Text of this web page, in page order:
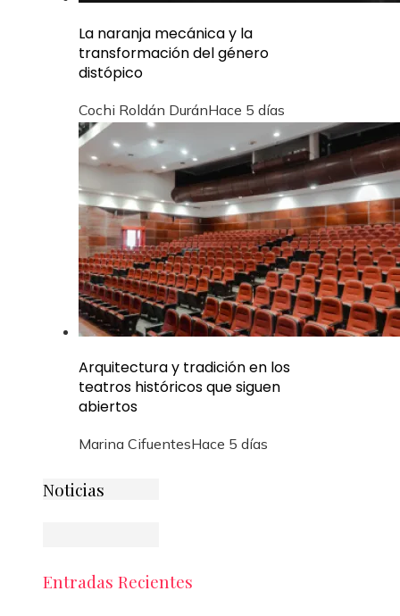
La naranja mecánica y la
transformación del género
distópico
Cochi Roldán DuránHace 5 días
Arquitectura y tradición en los
teatros históricos que siguen
abiertos
Marina CifuentesHace 5 días
Noticias
Entradas Recientes